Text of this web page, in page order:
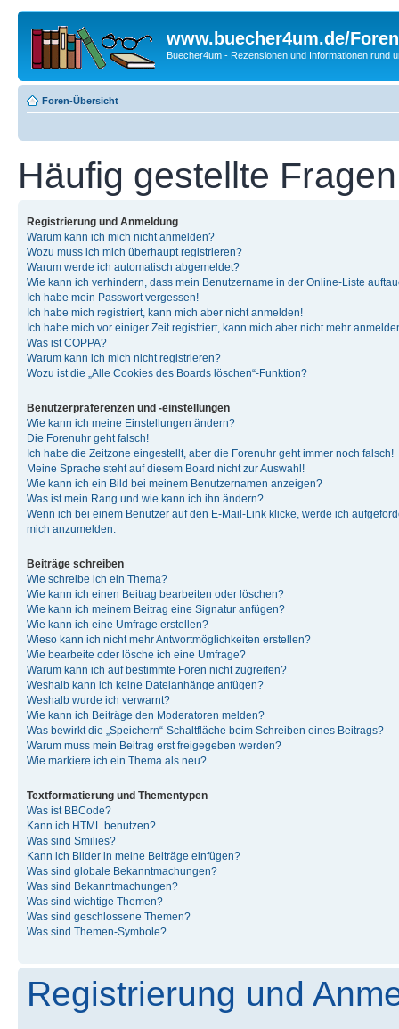
www.buecher4um.de/Foren
Buecher4um - Rezensionen und Informationen rund
Foren-Übersicht
Häufig gestellte Fragen
Registrierung und Anmeldung
Warum kann ich mich nicht anmelden?
Wozu muss ich mich überhaupt registrieren?
Warum werde ich automatisch abgemeldet?
Wie kann ich verhindern, dass mein Benutzername in der Online-Liste
Ich habe mein Passwort vergessen!
Ich habe mich registriert, kann mich aber nicht anmelden!
Ich habe mich vor einiger Zeit registriert, kann mich aber nicht mehr
Was ist COPPA?
Warum kann ich mich nicht registrieren?
Wozu ist die „Alle Cookies des Boards löschen“-Funktion?
Benutzerpräferenzen und -einstellungen
Wie kann ich meine Einstellungen ändern?
Die Forenuhr geht falsch!
Ich habe die Zeitzone eingestellt, aber die Forenuhr geht immer noch falsch!
Meine Sprache steht auf diesem Board nicht zur Auswahl!
Wie kann ich ein Bild bei meinem Benutzernamen anzeigen?
Was ist mein Rang und wie kann ich ihn ändern?
Wenn ich bei einem Benutzer auf den E-Mail-Link klicke, werde ich
mich anzumelden.
Beiträge schreiben
Wie schreibe ich ein Thema?
Wie kann ich einen Beitrag bearbeiten oder löschen?
Wie kann ich meinem Beitrag eine Signatur anfügen?
Wie kann ich eine Umfrage erstellen?
Wieso kann ich nicht mehr Antwortmöglichkeiten erstellen?
Wie bearbeite oder lösche ich eine Umfrage?
Warum kann ich auf bestimmte Foren nicht zugreifen?
Weshalb kann ich keine Dateianhänge anfügen?
Weshalb wurde ich verwarnt?
Wie kann ich Beiträge den Moderatoren melden?
Was bewirkt die „Speichern“-Schaltfläche beim Schreiben eines Beitrags?
Warum muss mein Beitrag erst freigegeben werden?
Wie markiere ich ein Thema als neu?
Textformatierung und Thementypen
Was ist BBCode?
Kann ich HTML benutzen?
Was sind Smilies?
Kann ich Bilder in meine Beiträge einfügen?
Was sind globale Bekanntmachungen?
Was sind Bekanntmachungen?
Was sind wichtige Themen?
Was sind geschlossene Themen?
Was sind Themen-Symbole?
Registrierung und